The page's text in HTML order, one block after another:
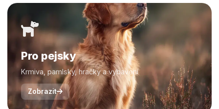
Pro pejsky
Krmiva, pamlsky, hračky a vybavení
Zobrazit